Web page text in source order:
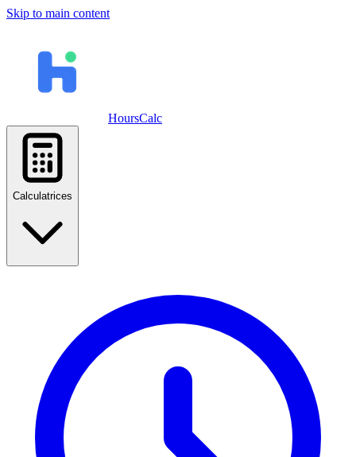
Skip to main content
HoursCalc
Calculatrices